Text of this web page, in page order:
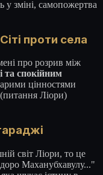
у зміні, самопожертва
проти села
про розрив між
та спокійним
цінностями
Ліори)
світ Ліори, то це
Маханубхавулу..."